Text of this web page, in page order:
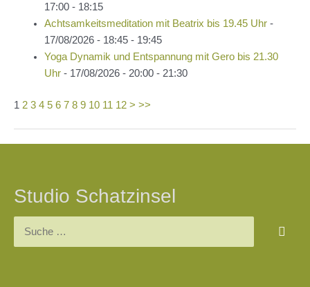
17:00 - 18:15
Achtsamkeitsmeditation mit Beatrix bis 19.45 Uhr-
17/08/2026 - 18:45 - 19:45
Yoga Dynamik und Entspannung mit Gero bis 21.30
Uhr- 17/08/2026 - 20:00 - 21:30
1 2 3 4 5 6 7 8 9 10 11 12 > >>
Studio Schatzinsel